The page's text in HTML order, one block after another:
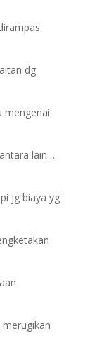
dg
mengenai
lain…
jg biaya yg